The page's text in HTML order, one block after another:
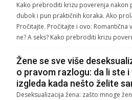
Kako prebroditi krizu poverenja nakon
dubok i pun praktičnih koraka. Ako
Pročitajte. Pročitajte i ovo: Romantična
ne? A seks? Kako prebroditi krizu
Žene se sve više
o pravom razlogu: da li ste
izgleda kada nešto želite
Deseksualizacija žena: zašto mnoge